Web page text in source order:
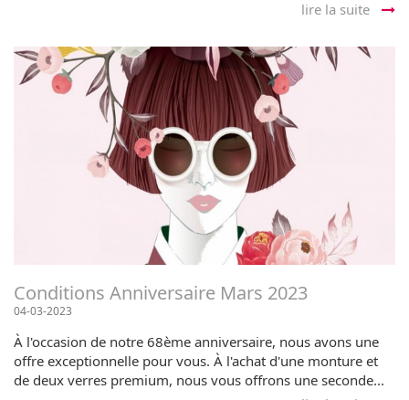
lire la suite
Conditions Anniversaire Mars 2023
04-03-2023
À l'occasion de notre 68ème anniversaire, nous avons une
offre exceptionnelle pour vous. À l'achat d'une monture et
de deux verres premium, nous vous offrons une seconde...